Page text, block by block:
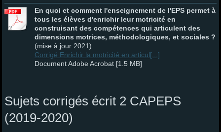
En quoi et comment l'enseignement de l'EPS permet à
tous les élèves d'enrichir leur motricité en
construisant des compétences qui articulent des
dimensions motrices, méthodologiques, et sociales ?
(mise à jour 2021)
Corrigé Enrichir la motricité en articul[...]
Document Adobe Acrobat [1.5 MB]
Sujets corrigés écrit 2 CAPEPS
(2019-2020)